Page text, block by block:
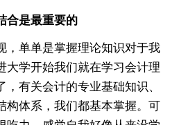
是最重要的
单单是掌握理论知识对于我
大学开始我们就在学习会计理
有关会计的专业基础知识、
构体系，我们都基本掌握。可